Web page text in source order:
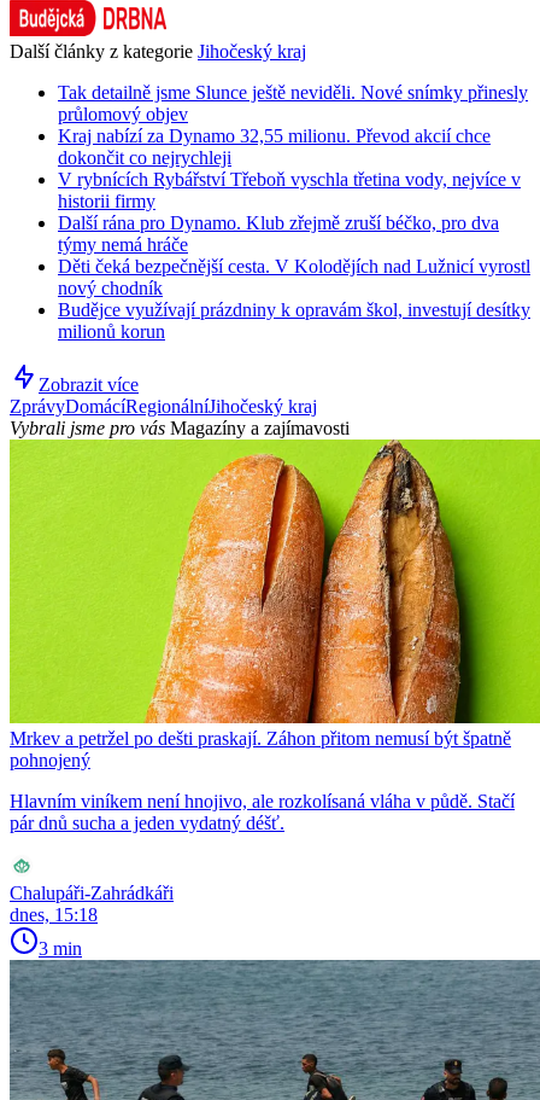
Další články z kategorie Jihočeský kraj
Tak detailně jsme Slunce ještě neviděli. Nové snímky přinesly
průlomový objev
Kraj nabízí za Dynamo 32,55 milionu. Převod akcií chce
dokončit co nejrychleji
V rybnících Rybářství Třeboň vyschla třetina vody, nejvíce v
historii firmy
Další rána pro Dynamo. Klub zřejmě zruší béčko, pro dva
týmy nemá hráče
Děti čeká bezpečnější cesta. V Kolodějích nad Lužnicí vyrostl
nový chodník
Budějce využívají prázdniny k opravám škol, investují desítky
milionů korun
Zobrazit více
ZprávyDomácíRegionálníJihočeský kraj
Vybrali jsme pro vás Magazíny a zajímavosti
Mrkev a petržel po dešti praskají. Záhon přitom nemusí být špatně
pohnojený
Hlavním viníkem není hnojivo, ale rozkolísaná vláha v půdě. Stačí
pár dnů sucha a jeden vydatný déšť.
Chalupáři-Zahrádkáři
dnes, 15:18
3 min